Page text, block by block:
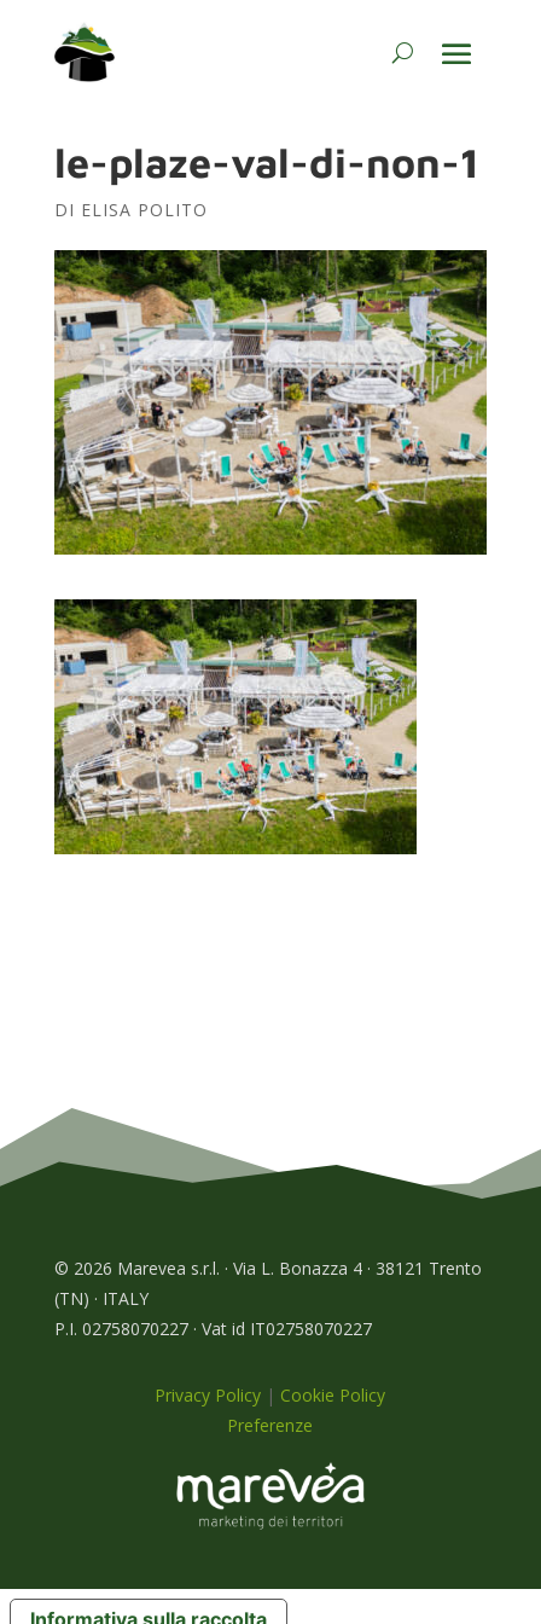
le-plaze-val-di-non-1
DI ELISA POLITO
© 2026 Marevea s.r.l. · Via L. Bonazza 4 · 38121 Trento
(TN) · ITALY
P.I. 02758070227 · Vat id IT02758070227
Privacy Policy | Cookie Policy
Preferenze
Informativa sulla raccolta